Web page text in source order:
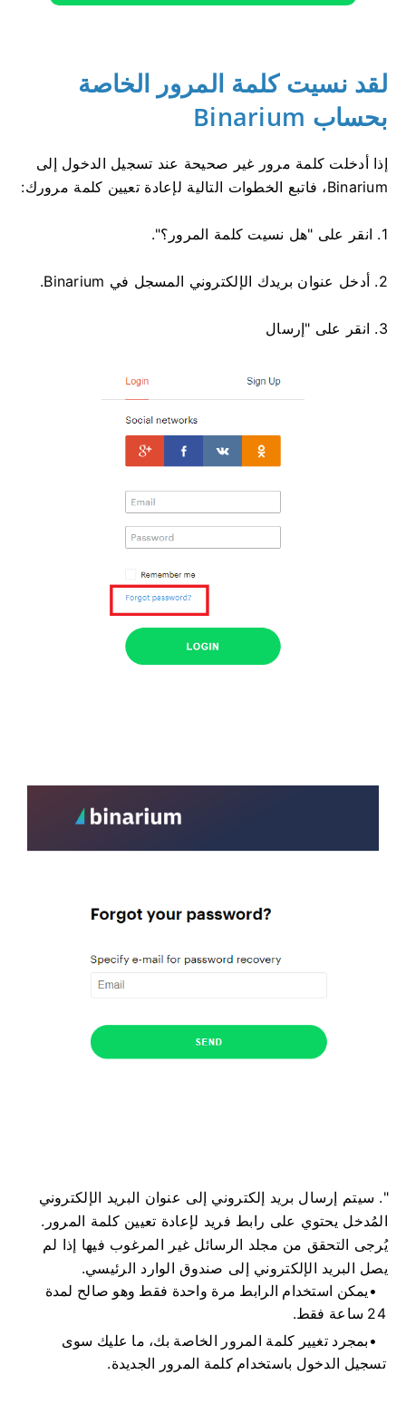
لقد نسيت كلمة المرور الخاصة
بحساب Binarium
إذا أدخلت كلمة مرور غير صحيحة عند تسجيل الدخول إلى
Binarium، فاتبع الخطوات التالية لإعادة تعيين كلمة مرورك:
1. انقر على "هل نسيت كلمة المرور؟".
2. أدخل عنوان بريدك الإلكتروني المسجل في Binarium.
3. انقر على "إرسال
". سيتم إرسال بريد إلكتروني إلى عنوان البريد الإلكتروني
المُدخل يحتوي على رابط فريد لإعادة تعيين كلمة المرور.
يُرجى التحقق من مجلد الرسائل غير المرغوب فيها إذا لم
يصل البريد الإلكتروني إلى صندوق الوارد الرئيسي.
يمكن استخدام الرابط مرة واحدة فقط وهو صالح لمدة
24 ساعة فقط.
بمجرد تغيير كلمة المرور الخاصة بك، ما عليك سوى
تسجيل الدخول باستخدام كلمة المرور الجديدة.